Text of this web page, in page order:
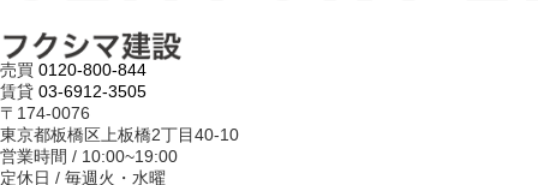
売買 0120-800-844
賃貸 03-6912-3505
〒174-0076
東京都板橋区上板橋2丁目40-10
営業時間 / 10:00~19:00
定休日 / 毎週火・水曜